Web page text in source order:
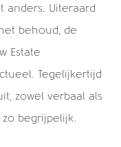
anders. Uiteraard
behoud, de
Estate
Tegelijkertijd
zowel verbaal als
begrijpelijk.